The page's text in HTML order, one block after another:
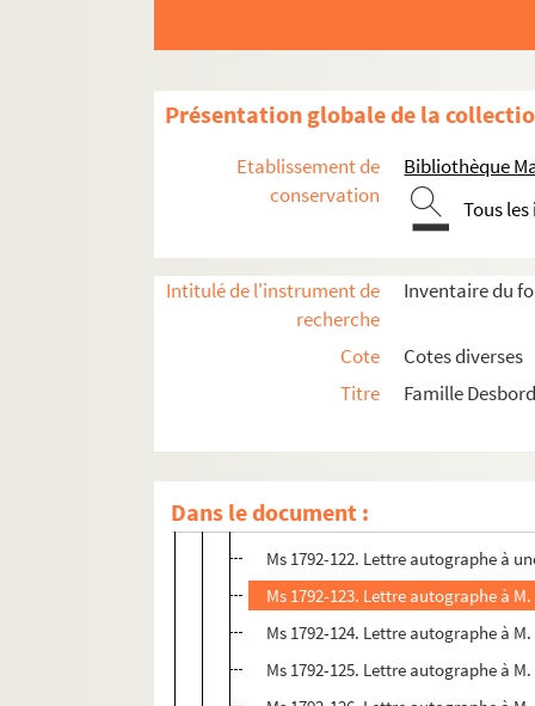
Présentation globale de la
Etablissement de
conservation
Bibliothèque
Tous
Intitulé de l'instrument de
recherche
Inventaire du
Cote
Cotes diverses
Titre
Famille
Dans le document :
Ms 1792-98. Lettre autographe de
Ms 1792-100. Lettre autographe de
Ms 1792-101. Lettre autographe de
Ms 1792-102. Lettre autographe de
Ms 1792-103. Lettre autographe de
Ms 1792-104. Lettre autographe de
Ms 1792-118. Lettre autographe de
Ms 1792-119 à Ms 1792-137. Lettres
Ms 1792-119. Lettre à une
Ms 1792-120. Lettre autographe à
Ms 1792-121. Lettre à un
Ms 1792-122. Lettre autographe à
Ms 1792-123. Lettre autographe à
Ms 1792-124. Lettre autographe à
Ms 1792-125. Lettre autographe à